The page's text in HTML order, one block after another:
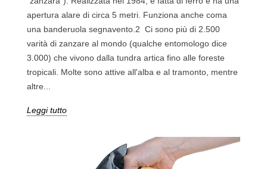
apertura alare di circa 5 metri. Funziona anche coma
una banderuola segnavento.2 Ci sono più di 2.500
varità di zanzare al mondo (qualche entomologo dice
3.000) che vivono dalla tundra artica fino alle foreste
tropicali. Molte sono attive all'alba e al tramonto, mentre
altre...
Leggi tutto